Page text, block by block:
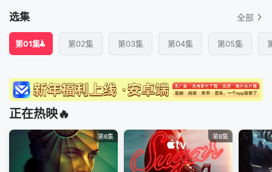
选集 全部
第01集 第02集 第03集 第04集 第05集
正在热映🔥
第6集 第8集